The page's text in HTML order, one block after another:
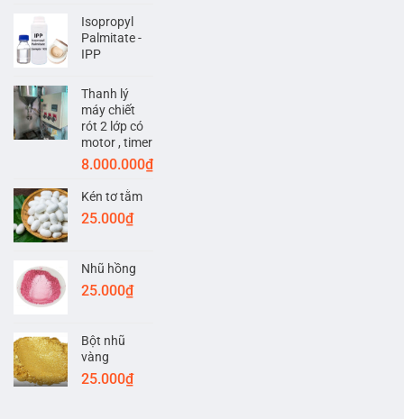
Isopropyl
Palmitate -
IPP
Thanh lý
máy chiết
rót 2 lớp có
motor , timer
8.000.000₫
Kén tơ tằm
25.000₫
Nhũ hồng
25.000₫
Bột nhũ
vàng
25.000₫